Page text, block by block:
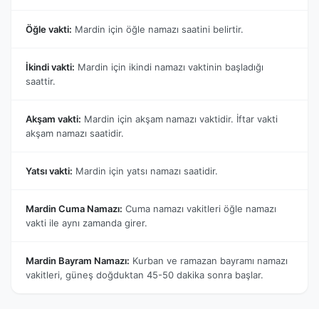
Öğle vakti: Mardin için öğle namazı saatini belirtir.
İkindi vakti: Mardin için ikindi namazı vaktinin başladığı
saattir.
Akşam vakti: Mardin için akşam namazı vaktidir. İftar vakti
akşam namazı saatidir.
Yatsı vakti: Mardin için yatsı namazı saatidir.
Mardin Cuma Namazı: Cuma namazı vakitleri öğle namazı
vakti ile aynı zamanda girer.
Mardin Bayram Namazı: Kurban ve ramazan bayramı namazı
vakitleri, güneş doğduktan 45-50 dakika sonra başlar.